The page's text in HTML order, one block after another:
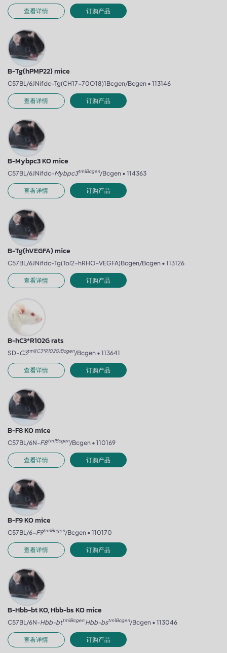
查看详情 订购产品
B-Tg(hPMP22) mice
C57BL/6JNifdc-Tg(CH17-70O18)1Bcgen/Bcgen • 113146
查看详情 订购产品
B-Mybpc3 KO mice
C57BL/6JNifdc-Mybpc3tm1Bcgen/Bcgen • 114363
查看详情 订购产品
B-Tg(hVEGFA) mice
C57BL/6JNifdc-Tg(Tol2-hRHO-VEGFA)Bcgen/Bcgen • 113126
查看详情 订购产品
B-hC3*R102G rats
SD-C3tm1(C3*R102G)Bcgen/Bcgen • 113641
查看详情 订购产品
B-F8 KO mice
C57BL/6N-F8tm1Bcgen/Bcgen • 110169
查看详情 订购产品
B-F9 KO mice
C57BL/6-F9tm1Bcgen/Bcgen • 110170
查看详情 订购产品
B-Hbb-bt KO, Hbb-bs KO mice
C57BL/6N-Hbb-bttm1BcgenHbb-bstm1Bcgen/Bcgen • 113046
查看详情 订购产品